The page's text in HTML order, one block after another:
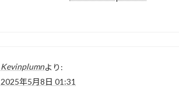
Kevinplumnより:
2025年5月8日 01:31